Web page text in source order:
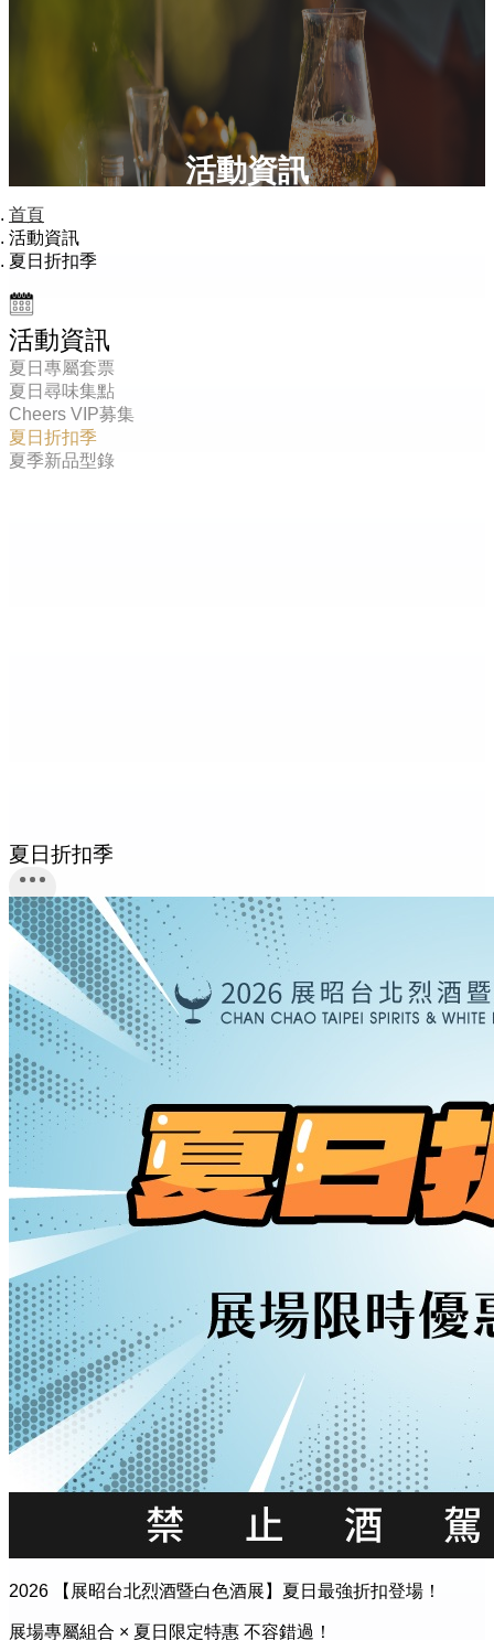
活動資訊
首頁
活動資訊
夏日折扣季
活動資訊
夏日專屬套票
夏日尋味集點
Cheers VIP募集
夏日折扣季
夏季新品型錄
夏日折扣季
2026 【展昭台北烈酒暨白色酒展】夏日最強折扣登場！
展場專屬組合 × 夏日限定特惠 不容錯過！